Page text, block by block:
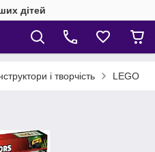
дітей
і творчість LEGO